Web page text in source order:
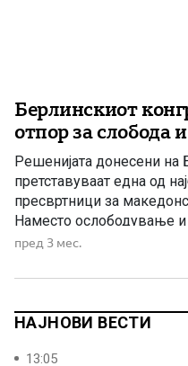
Берлинскиот
отпор за слобода
Решенијата донесени на
претставуваат една од
пресвртници за
Наместо ослободување и
што надежи се појавиле
Македонија повторно
сè Англија и Австро-
пред 3 мес.
НАЈНОВИ ВЕСТИ
13:05